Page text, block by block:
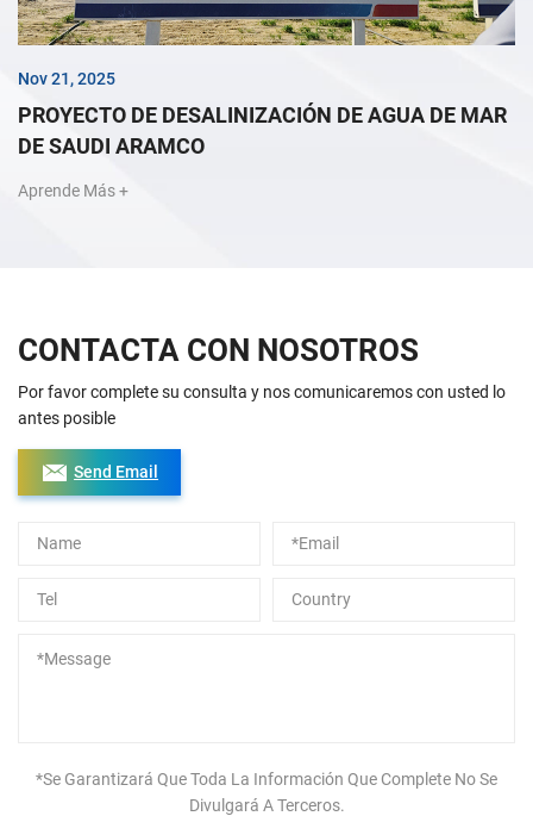
Nov 21, 2025
PROYECTO DE DESALINIZACIÓN DE AGUA DE MAR
DE SAUDI ARAMCO
Aprende Más +
CONTACTA CON NOSOTROS
Por favor complete su consulta y nos comunicaremos con usted lo
antes posible
Send Email
*Se Garantizará Que Toda La Información Que Complete No Se
Divulgará A Terceros.
Alternative: